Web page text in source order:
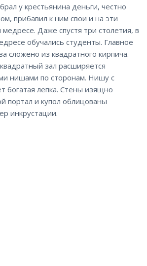
у крестьянина деньги, честно
прибавил к ним свои и на эти
медресе. Даже спустя три столетия, в
обучались студенты. Главное
сложено из квадратного кирпича.
зал расширяется
нишами по сторонам. Нишу с
богатая лепка. Стены изящно
портал и купол облицованы
инкрустации.